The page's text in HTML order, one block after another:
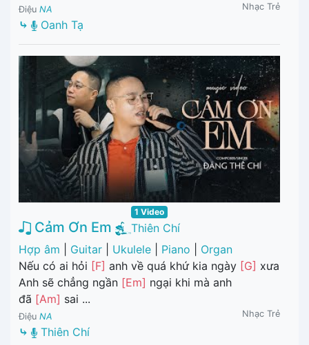
Điệu NA Nhạc Trẻ
⤷ Oanh Tạ
1 Video
Cảm Ơn Em
Thiên Chí
Hợp âm
Guitar Ukulele Piano
Organ
Nếu có ai hỏi [F] anh về quá khứ kia ngày [G] xưa
Anh sẽ chẳng ngần [Em] ngại khi mà anh
đã [Am] sai ...
Điệu NA Nhạc Trẻ
⤷ Thiên Chí